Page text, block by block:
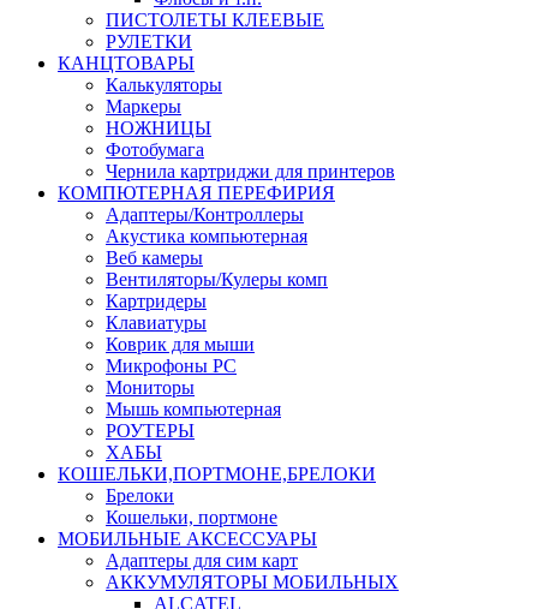
ПИСТОЛЕТЫ КЛЕЕВЫЕ
РУЛЕТКИ
КАНЦТОВАРЫ
Калькуляторы
Маркеры
НОЖНИЦЫ
Фотобумага
Чернила картриджи для принтеров
КОМПЮТЕРНАЯ ПЕРЕФИРИЯ
Адаптеры/Контроллеры
Акустика компьютерная
Веб камеры
Вентиляторы/Кулеры комп
Картридеры
Клавиатуры
Коврик для мыши
Микрофоны PC
Мониторы
Мышь компьютерная
РОУТЕРЫ
ХАБЫ
КОШЕЛЬКИ,ПОРТМОНЕ,БРЕЛОКИ
Брелоки
Кошельки, портмоне
МОБИЛЬНЫЕ АКСЕССУАРЫ
Адаптеры для сим карт
АККУМУЛЯТОРЫ МОБИЛЬНЫХ
ALCATEL